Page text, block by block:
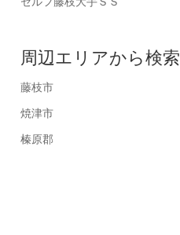
周辺エリアから検索
藤枝市
焼津市
榛原郡